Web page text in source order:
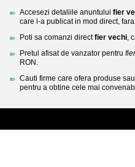
Accesezi detaliile anuntului fier
care l-a publicat in mod direct,
Poti sa comanzi directfier vechi,
Pretul afisat de vanzator pentru
RON.
Cauti firme care ofera produse
pentru a obtine cele mai